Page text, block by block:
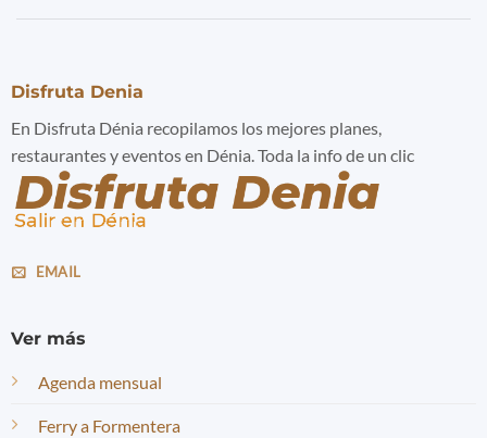
Disfruta Denia
En Disfruta Dénia recopilamos los mejores planes,
restaurantes y eventos en Dénia. Toda la info de un clic
EMAIL
Ver más
Agenda mensual
Ferry a Formentera